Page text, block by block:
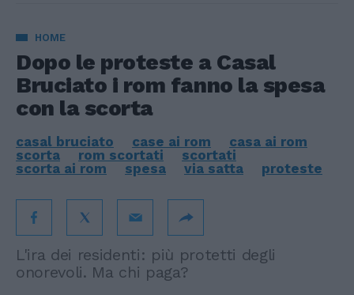
HOME
Dopo le proteste a Casal
Bruciato i rom fanno la spesa
con la scorta
casal bruciato case ai rom
casa ai rom
scorta
rom scortati
scortati
scorta ai rom
spesa via satta proteste
L'ira dei residenti: più protetti degli
onorevoli. Ma chi paga?